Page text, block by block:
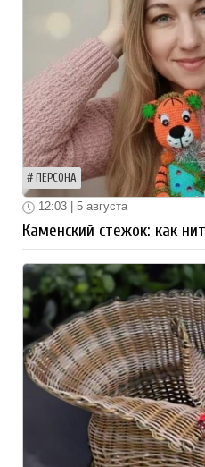
ПЕРСОНА
12:03 | 5 августа
Каменский стежок: как